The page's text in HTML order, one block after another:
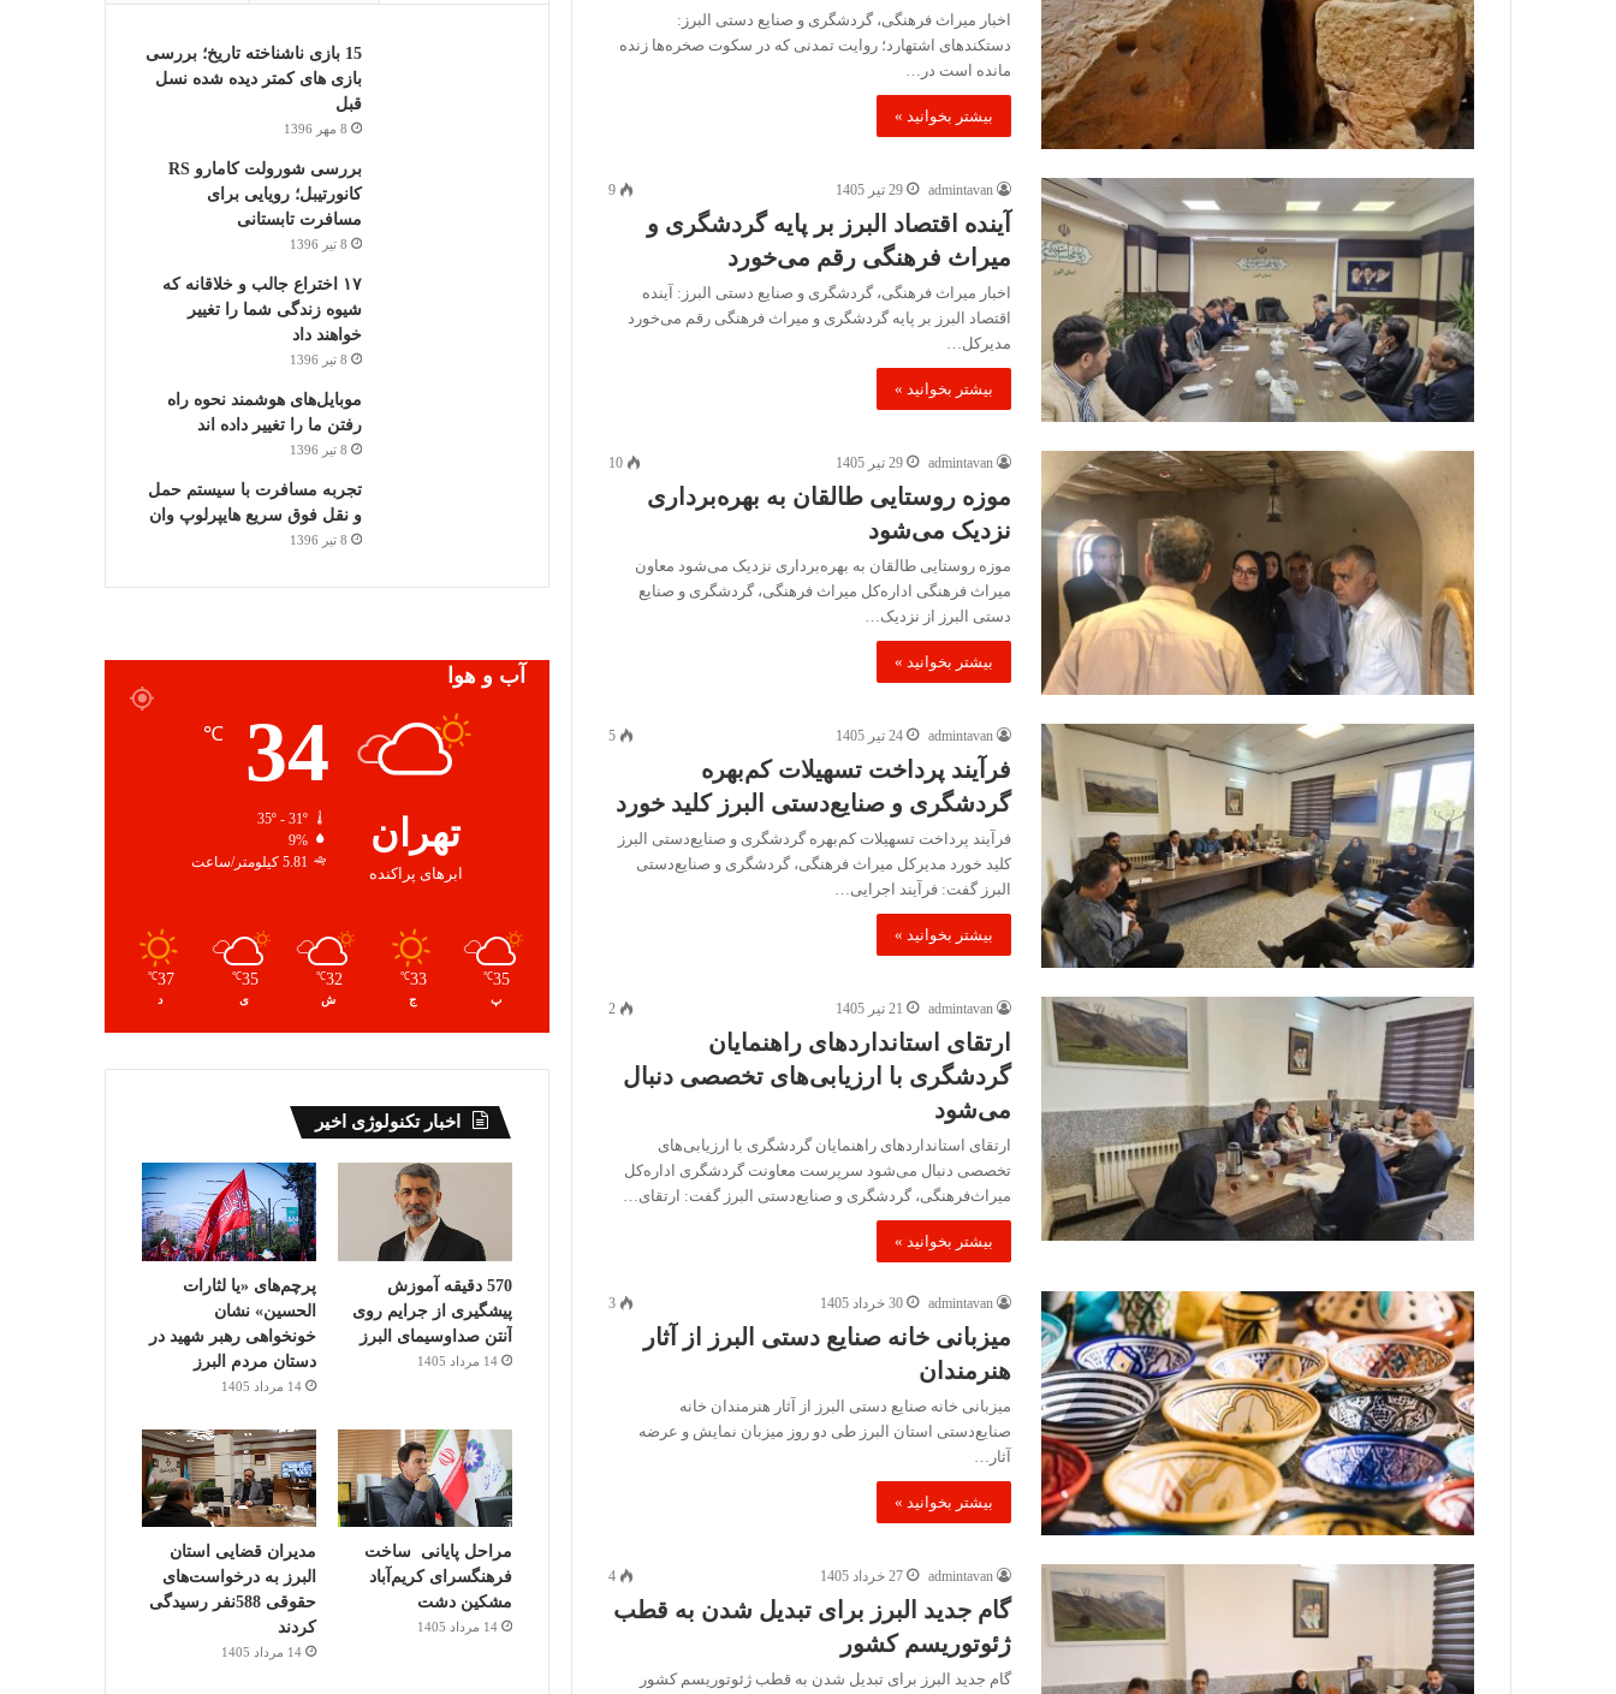
اخبار میراث فرهنگی، گردشگری و صنایع دستی البرز:
دستکندهای اشتهارد؛ روایت تمدنی که در سکوت صخره‌ها زنده
مانده است در…
بیشتر بخوانید »
admintavan 29 تیر 1405 9
آینده اقتصاد البرز بر پایه گردشگری و
میراث فرهنگی رقم می‌خورد
اخبار میراث فرهنگی، گردشگری و صنایع دستی البرز: آینده
اقتصاد البرز بر پایه گردشگری و میراث فرهنگی رقم می‌خورد
مدیرکل…
بیشتر بخوانید »
admintavan 29 تیر 1405 10
موزه روستایی طالقان به بهره‌برداری
نزدیک می‌شود
موزه روستایی طالقان به بهره‌برداری نزدیک می‌شود معاون
میراث فرهنگی اداره‌کل میراث فرهنگی، گردشگری و صنایع
دستی البرز از نزدیک…
بیشتر بخوانید »
admintavan 24 تیر 1405 5
فرآیند پرداخت تسهیلات کم‌بهره
گردشگری و صنایع‌دستی البرز کلید خورد
فرآیند پرداخت تسهیلات کم‌بهره گردشگری و صنایع‌دستی البرز
کلید خورد مدیرکل میراث فرهنگی، گردشگری و صنایع‌دستی
البرز گفت: فرآیند اجرایی…
بیشتر بخوانید »
admintavan 21 تیر 1405 2
ارتقای استانداردهای راهنمایان
گردشگری با ارزیابی‌های تخصصی دنبال
می‌شود
ارتقای استانداردهای راهنمایان گردشگری با ارزیابی‌های
تخصصی دنبال می‌شود سرپرست معاونت گردشگری اداره‌کل
میراث‌فرهنگی، گردشگری و صنایع‌دستی البرز گفت: ارتقای…
بیشتر بخوانید »
admintavan 30 خرداد 1405 3
میزبانی خانه صنایع دستی البرز از آثار
هنرمندان
میزبانی خانه صنایع دستی البرز از آثار هنرمندان خانه
صنایع‌دستی استان البرز طی دو روز میزبان نمایش و عرضه
آثار…
بیشتر بخوانید »
admintavan 27 خرداد 1405 4
گام جدید البرز برای تبدیل شدن به قطب
ژئوتوریسم کشور
گام جدید البرز برای تبدیل شدن به قطب ژئوتوریسم کشور
15 بازی ناشناخته تاریخ؛ بررسی
بازی های کمتر دیده شده نسل
قبل
8 مهر 1396
بررسی شورولت کامارو RS
کانورتیبل؛ رویایی برای
مسافرت تابستانی
8 تیر 1396
۱۷ اختراع جالب و خلاقانه که
شیوه زندگی شما را تغییر
خواهند داد
8 تیر 1396
موبایل‌های هوشمند نحوه راه
رفتن ما را تغییر داده اند
8 تیر 1396
تجربه مسافرت با سیستم حمل
و نقل فوق سریع هایپرلوپ وان
8 تیر 1396
آب و هوا
تهران
ابرهای پراکنده
34
℃
35º - 31º
9%
5.81 کیلومتر/ساعت
35
℃
پ
33
℃
ج
32
℃
ش
35
℃
ی
37
℃
د
اخبار تکنولوژی اخیر
570 دقیقه آموزش
پیشگیری از جرایم روی
آنتن صداوسیمای البرز
14 مرداد 1405
پرچم‌های «یا لثارات
الحسین» نشان
خونخواهی رهبر شهید در
دستان مردم البرز
14 مرداد 1405
مراحل پایانی ساخت
فرهنگسرای کریم‌آباد
مشکین دشت
14 مرداد 1405
مدیران قضایی استان
البرز به درخواست‌های
حقوقی 588نفر رسیدگی
کردند
14 مرداد 1405